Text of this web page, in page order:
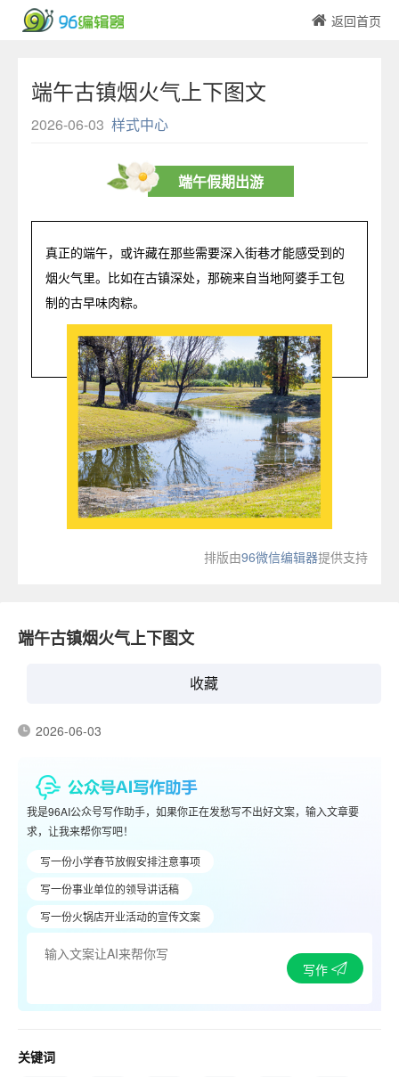
返回首页
端午古镇烟火气上下图文
2026-06-03 样式中心
端午假期出游
真正的端午，或许藏在那些需要深入街巷才能感受到的
烟火气里。比如在古镇深处，那碗来自当地阿婆手工包
制的古早味肉粽。
排版由96微信编辑器提供支持
端午古镇烟火气上下图文
收藏
2026-06-03
我是96AI公众号写作助手，如果你正在发愁写不出好文案，输入文章要
求，让我来帮你写吧！
写一份小学春节放假安排注意事项
写一份事业单位的领导讲话稿
写一份火锅店开业活动的宣传文案
写作
关键词